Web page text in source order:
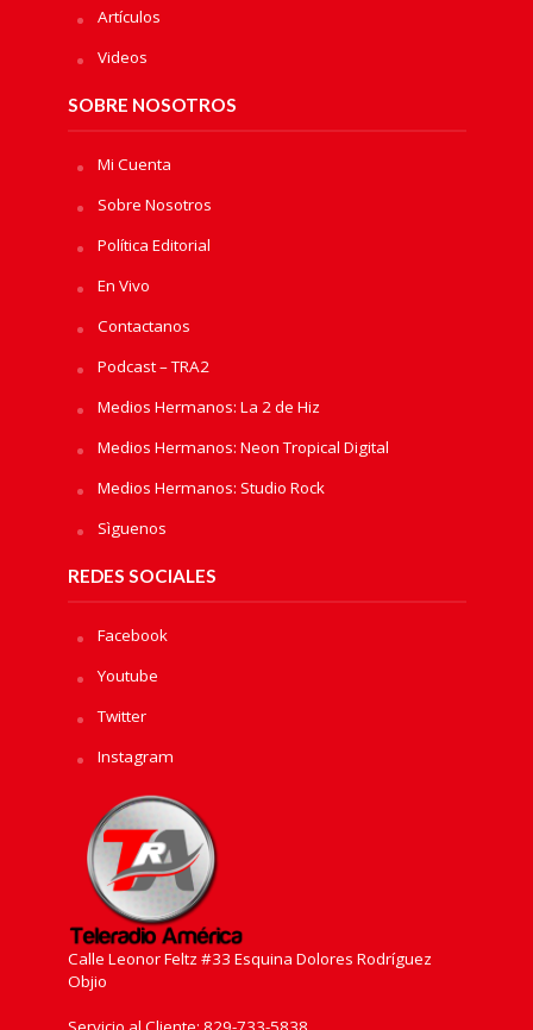
Artículos
Videos
SOBRE NOSOTROS
Mi Cuenta
Sobre Nosotros
Política Editorial
En Vivo
Contactanos
Podcast – TRA2
Medios Hermanos: La 2 de Hiz
Medios Hermanos: Neon Tropical Digital
Medios Hermanos: Studio Rock
Sìguenos
REDES SOCIALES
Facebook
Youtube
Twitter
Instagram
Calle Leonor Feltz #33 Esquina Dolores Rodríguez
Objio